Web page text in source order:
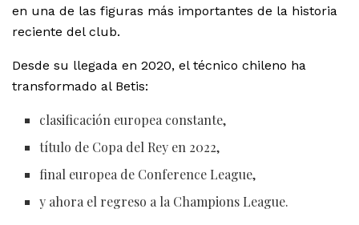
en una de las figuras más importantes de la historia
reciente del club.
Desde su llegada en 2020, el técnico chileno ha
transformado al Betis:
clasificación europea constante,
título de Copa del Rey en 2022,
final europea de Conference League,
y ahora el regreso a la Champions League.